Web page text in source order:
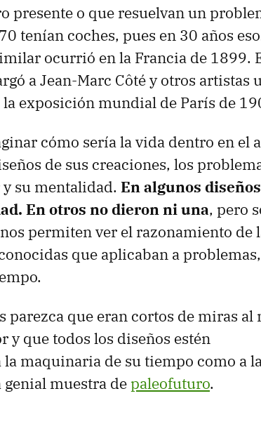
presente o que resuelvan un
tenían coches, pues en 30 años
ocurrió en la Francia de 1899.
a Jean-Marc Côté y otros artistas
exposición mundial de París de
cómo sería la vida dentro en el
de sus creaciones, los
su mentalidad. En algunos
En otros no dieron ni una, pero
permiten ver el razonamiento de
que aplicaban a problemas,
parezca que eran cortos de miras al
y que todos los diseños estén
maquinaria de su tiempo como a
genial muestra depaleofuturo.